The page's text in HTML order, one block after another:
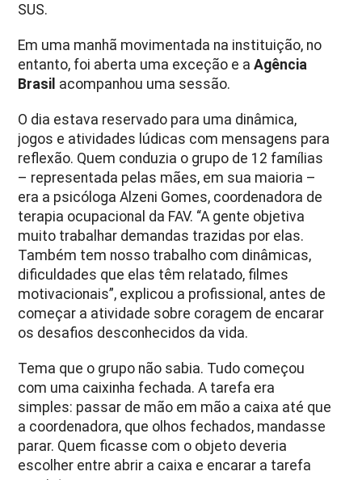
SUS.
Em uma manhã movimentada na instituição, no
entanto, foi aberta uma exceção e a Agência
Brasil acompanhou uma sessão.
O dia estava reservado para uma dinâmica,
jogos e atividades lúdicas com mensagens para
reflexão. Quem conduzia o grupo de 12 famílias
– representada pelas mães, em sua maioria –
era a psicóloga Alzeni Gomes, coordenadora de
terapia ocupacional da FAV. “A gente objetiva
muito trabalhar demandas trazidas por elas.
Também tem nosso trabalho com dinâmicas,
dificuldades que elas têm relatado, filmes
motivacionais”, explicou a profissional, antes de
começar a atividade sobre coragem de encarar
os desafios desconhecidos da vida.
Tema que o grupo não sabia. Tudo começou
com uma caixinha fechada. A tarefa era
simples: passar de mão em mão a caixa até que
a coordenadora, que olhos fechados, mandasse
parar. Quem ficasse com o objeto deveria
escolher entre abrir a caixa e encarar a tarefa